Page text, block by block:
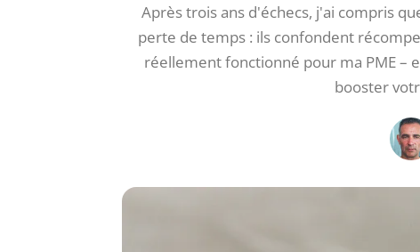
Après trois ans d'échecs, j'ai compris
perte de temps : ils confondent
réellement fonctionné pour ma PME –
booster